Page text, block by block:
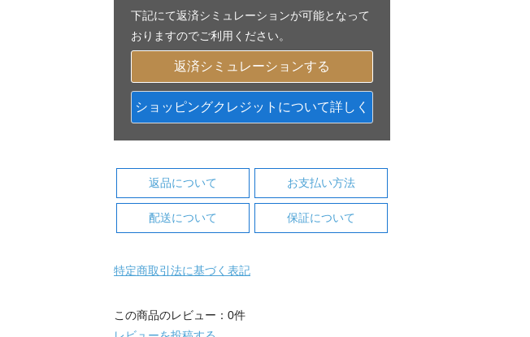
下記にて返済シミュレーションが可能となって
おりますのでご利用ください。
返済シミュレーションする
ショッピングクレジットについて詳しく
返品について お支払い方法
配送について 保証について
特定商取引法に基づく表記
この商品のレビュー：0件